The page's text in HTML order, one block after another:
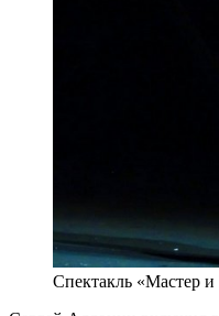
Спектакль «Мастер